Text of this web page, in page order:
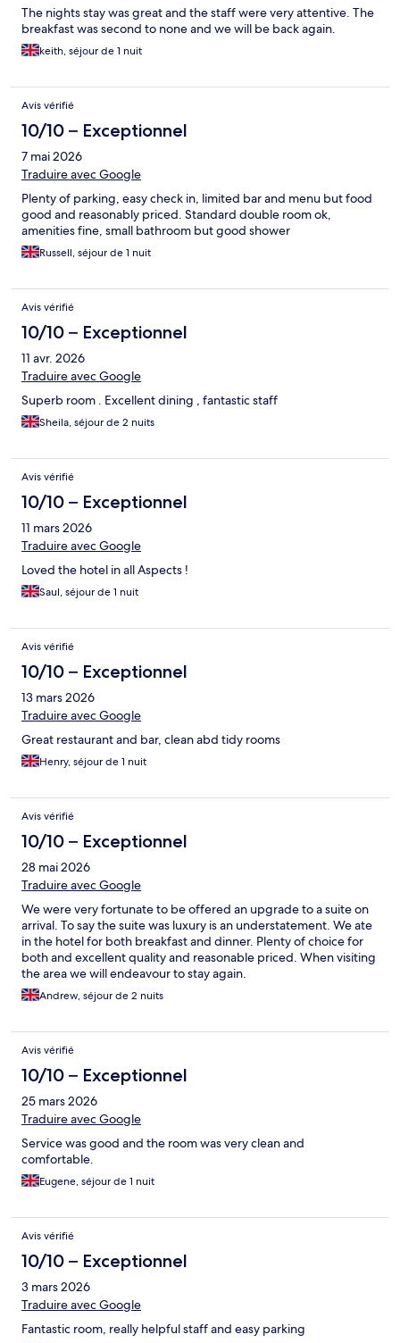
The nights stay was great and the staff were very attentive. The
breakfast was second to none and we will be back again.
keith, séjour de 1 nuit
Avis vérifié
10/10 – Exceptionnel
7 mai 2026
Traduire avec Google
Plenty of parking, easy check in, limited bar and menu but food
good and reasonably priced. Standard double room ok,
amenities fine, small bathroom but good shower
Russell, séjour de 1 nuit
Avis vérifié
10/10 – Exceptionnel
11 avr. 2026
Traduire avec Google
Superb room . Excellent dining , fantastic staff
Sheila, séjour de 2 nuits
Avis vérifié
10/10 – Exceptionnel
11 mars 2026
Traduire avec Google
Loved the hotel in all Aspects !
Saul, séjour de 1 nuit
Avis vérifié
10/10 – Exceptionnel
13 mars 2026
Traduire avec Google
Great restaurant and bar, clean abd tidy rooms
Henry, séjour de 1 nuit
Avis vérifié
10/10 – Exceptionnel
28 mai 2026
Traduire avec Google
We were very fortunate to be offered an upgrade to a suite on
arrival. To say the suite was luxury is an understatement. We ate
in the hotel for both breakfast and dinner. Plenty of choice for
both and excellent quality and reasonable priced. When visiting
the area we will endeavour to stay again.
Andrew, séjour de 2 nuits
Avis vérifié
10/10 – Exceptionnel
25 mars 2026
Traduire avec Google
Service was good and the room was very clean and
comfortable.
Eugene, séjour de 1 nuit
Avis vérifié
10/10 – Exceptionnel
3 mars 2026
Traduire avec Google
Fantastic room, really helpful staff and easy parking